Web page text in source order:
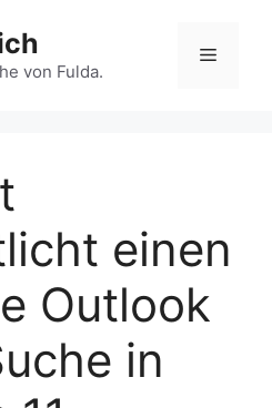
von Fulda.
Menü
einen
Outlook
in